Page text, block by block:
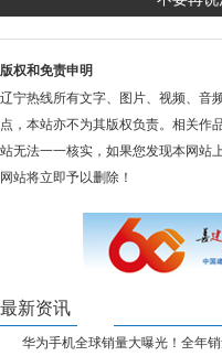
版权和免责申明
辽宁热线所有文字、图片、视频、音
点，本站亦不为其版权负责。相关作
站无法一一核实，如果您发现本网站
网站将立即予以删除！
最新资讯
华为手机全球销量大曝光！全年